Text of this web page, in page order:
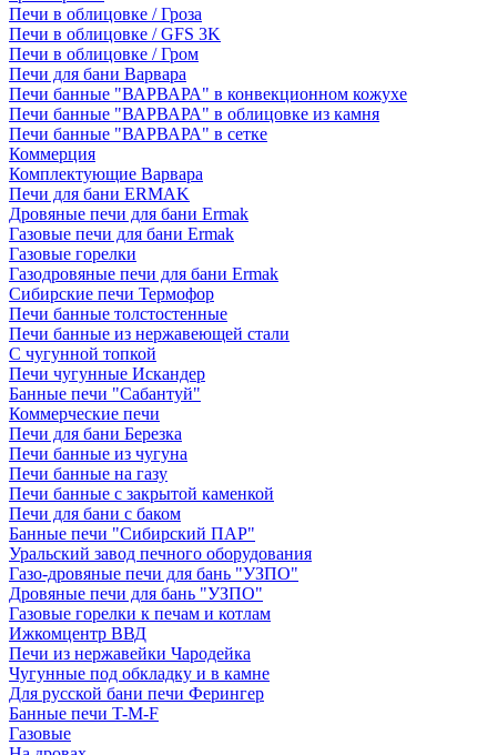
Печи в облицовке / Гроза
Печи в облицовке / GFS 3K
Печи в облицовке / Гром
Печи для бани Варвара
Печи банные "ВАРВАРА" в конвекционном кожухе
Печи банные "ВАРВАРА" в облицовке из камня
Печи банные "ВАРВАРА" в сетке
Коммерция
Комплектующие Варвара
Печи для бани ERMAK
Дровяные печи для бани Ermak
Газовые печи для бани Ermak
Газовые горелки
Газодровяные печи для бани Ermak
Сибирские печи Термофор
Печи банные толстостенные
Печи банные из нержавеющей стали
С чугунной топкой
Печи чугунные Искандер
Банные печи "Сабантуй"
Коммерческие печи
Печи для бани Березка
Печи банные из чугуна
Печи банные на газу
Печи банные с закрытой каменкой
Печи для бани с баком
Банные печи "Сибирский ПАР"
Уральский завод печного оборудования
Газо-дровяные печи для бань "УЗПО"
Дровяные печи для бань "УЗПО"
Газовые горелки к печам и котлам
Ижкомцентр ВВД
Печи из нержавейки Чародейка
Чугунные под обкладку и в камне
Для русской бани печи Ферингер
Банные печи T-M-F
Газовые